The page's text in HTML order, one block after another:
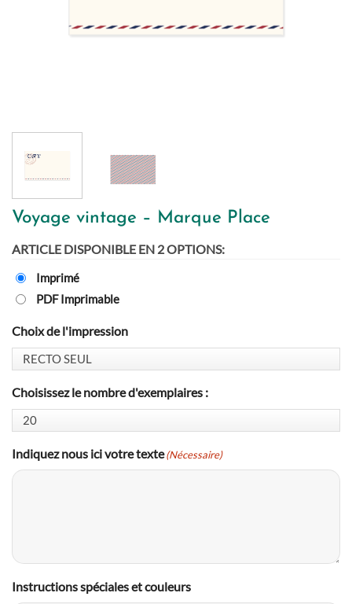
Voyage vintage – Marque Place
ARTICLE DISPONIBLE EN 2 OPTIONS:
Imprimé
PDF Imprimable
Choix de l'impression
Choisissez le nombre d'exemplaires :
Indiquez nous ici votre texte(Nécessaire)
Instructions spéciales et couleurs